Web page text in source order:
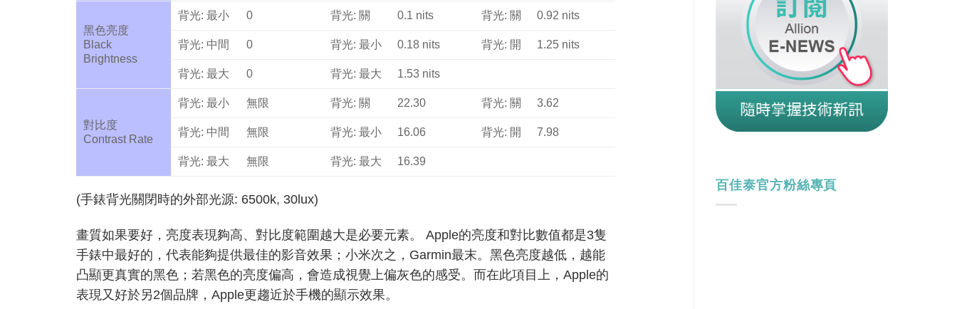
黑色亮度
Black
Brightness
背光: 最小 0 背光: 關 0.1 nits 背光: 關 0.92 nits
背光: 中間 0 背光: 最小 0.18 nits 背光: 開 1.25 nits
背光: 最大 0 背光: 最大 1.53 nits
對比度
Contrast Rate
背光: 最小 無限 背光: 關 22.30 背光: 關 3.62
背光: 中間 無限 背光: 最小 16.06 背光: 開 7.98
背光: 最大 無限 背光: 最大 16.39
(手錶背光關閉時的外部光源: 6500k, 30lux)
畫質如果要好，亮度表現夠高、對比度範圍越大是必要元素。 Apple的亮度和對比數值都是3隻
手錶中最好的，代表能夠提供最佳的影音效果；小米次之，Garmin最末。黑色亮度越低，越能
凸顯更真實的黑色；若黑色的亮度偏高，會造成視覺上偏灰色的感受。而在此項目上，Apple的
表現又好於另2個品牌，Apple更趨近於手機的顯示效果。
百佳泰官方粉絲專頁